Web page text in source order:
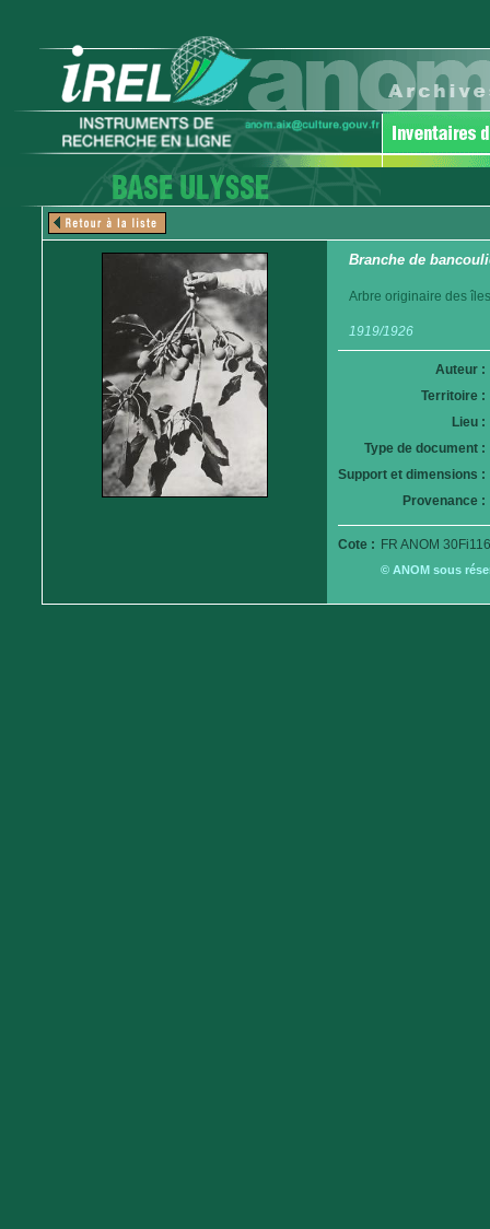
Branche de
Arbre originaire des
1919/1926
Auteur :
Territoire :
Lieu :
Type de document :
Support et dimensions :
Provenance :
Cote : FR ANOM
© ANOM sous